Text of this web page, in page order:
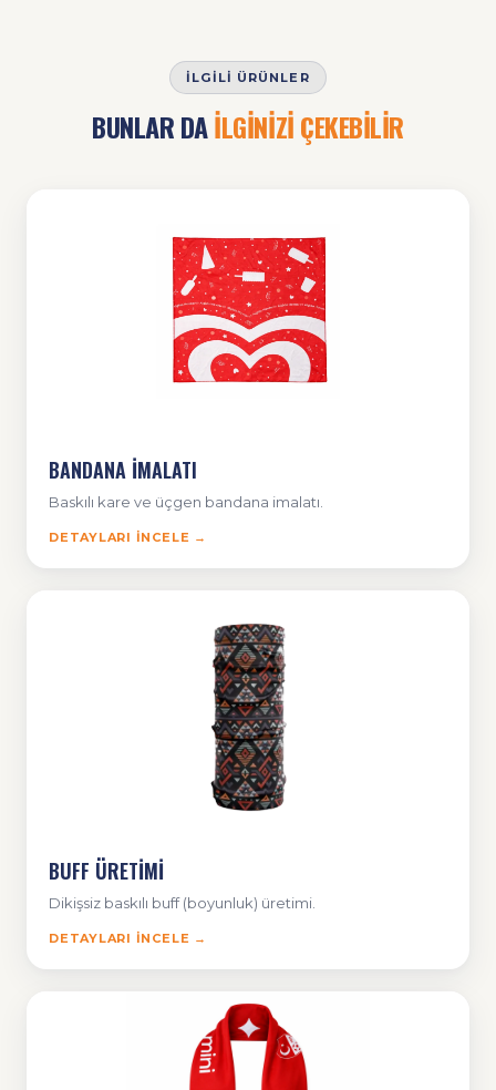
İLGILI ÜRÜNLER
BUNLAR DAİLGİNİZİ ÇEKEBİLİR
BANDANA İMALATI
Baskılı kare ve üçgen bandana imalatı.
DETAYLARI İNCELE →
BUFF ÜRETİMİ
Dikişsiz baskılı buff (boyunluk) üretimi.
DETAYLARI İNCELE →